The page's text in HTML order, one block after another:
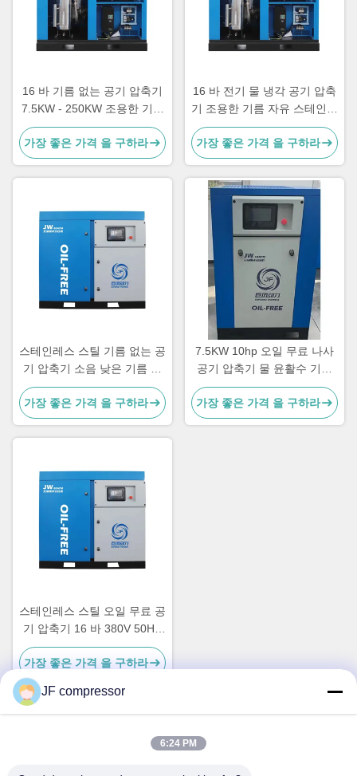
16 바 기름 없는 공기 압축기
7.5KW - 250KW 조용한 기름
없는 나사 공기 압축기
가장 좋은 가격 을 구하라
16 바 전기 물 냉각 공기 압축
기 조용한 기름 자유 스테인레
스 스틸 7.5 - 250KW
가장 좋은 가격 을 구하라
스테인레스 스틸 기름 없는 공
기 압축기 소음 낮은 기름 없
는 나사 압축기
가장 좋은 가격 을 구하라
7.5KW 10hp 오일 무료 나사
공기 압축기 물 윤활수 기름
없는 나사 공기 압축기
가장 좋은 가격 을 구하라
스테인레스 스틸 오일 무료 공
기 압축기 16 바 380V 50HZ
공기 / 물 냉각
가장 좋은 가격 을 구하라
JF compressor
6:24 PM